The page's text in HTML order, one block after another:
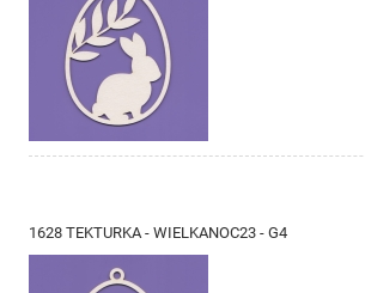
1628 TEKTURKA - WIELKANOC23 - G4